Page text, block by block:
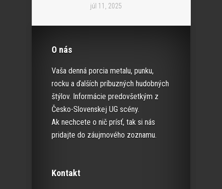
júl 11, 2025
O nás
Vaša denná porcia metalu, punku,
rocku a ďalších príbuzných hudobných
štýlov. Informácie predovšetkým z
Česko-Slovenskej UG scény.
Ak nechcete o nič prísť, tak si nás
pridajte do záujmového zoznamu.
Kontakt